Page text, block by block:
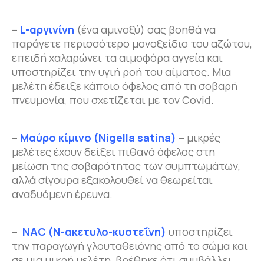
– L-αργινίνη (ένα αμινοξύ) σας βοηθά να
παράγετε περισσότερο μονοξείδιο του αζώτου,
επειδή χαλαρώνει τα αιμοφόρα αγγεία και
υποστηρίζει την υγιή ροή του αίματος. Μια
μελέτη έδειξε κάποιο όφελος από τη σοβαρή
πνευμονία, που σχετίζεται με τον Covid.
– Μαύρο κίμινο (Nigella satina) – μικρές
μελέτες έχουν δείξει πιθανό όφελος στη
μείωση της σοβαρότητας των συμπτωμάτων,
αλλά σίγουρα εξακολουθεί να θεωρείται
αναδυόμενη έρευνα.
– NAC (Ν-ακετυλο-κυστεΐνη) υποστηρίζει
την παραγωγή γλουταθειόνης από το σώμα και